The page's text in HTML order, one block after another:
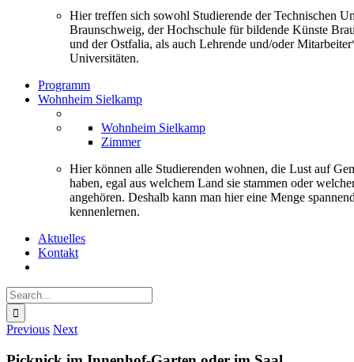
Hier treffen sich sowohl Studierende der Technischen
Braunschweig, der Hochschule für bildende Künste
und der Ostfalia, als auch Lehrende und/oder
Universitäten.
Programm
Wohnheim Sielkamp
Wohnheim Sielkamp
Zimmer
Hier können alle Studierenden wohnen, die Lust auf
haben, egal aus welchem Land sie stammen oder
angehören. Deshalb kann man hier eine Menge
kennenlernen.
Aktuelles
Kontakt
Search
for:
Previous Next